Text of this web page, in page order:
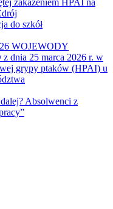
zakażeniem HPAI na
do szkół
WOJEWODY
dnia 25 marca 2026 r. w
grypy ptaków (HPAI) u
Absolwenci z